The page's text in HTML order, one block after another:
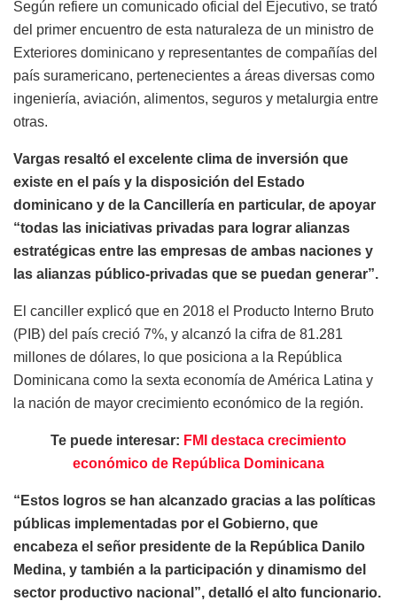
Según refiere un comunicado oficial del Ejecutivo, se trató
del primer encuentro de esta naturaleza de un ministro de
Exteriores dominicano y representantes de compañías del
país suramericano, pertenecientes a áreas diversas como
ingeniería, aviación, alimentos, seguros y metalurgia entre
otras.
Vargas resaltó el excelente clima de inversión que
existe en el país y la disposición del Estado
dominicano y de la Cancillería en particular, de apoyar
“todas las iniciativas privadas para lograr alianzas
estratégicas entre las empresas de ambas naciones y
las alianzas público-privadas que se puedan generar”.
El canciller explicó que en 2018 el Producto Interno Bruto
(PIB) del país creció 7%, y alcanzó la cifra de 81.281
millones de dólares, lo que posiciona a la República
Dominicana como la sexta economía de América Latina y
la nación de mayor crecimiento económico de la región.
Te puede interesar: FMI destaca crecimiento
económico de República Dominicana
“Estos logros se han alcanzado gracias a las políticas
públicas implementadas por el Gobierno, que
encabeza el señor presidente de la República Danilo
Medina, y también a la participación y dinamismo del
sector productivo nacional”, detalló el alto funcionario.